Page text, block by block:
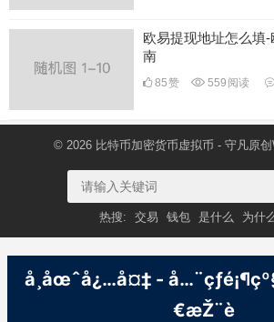
欧易提现地址怎么填
南
85赞 559 阅读
© 2026 比特币加密货币虚拟币 - 守凡原创
热搜: 交易 钱包 是什么 为什